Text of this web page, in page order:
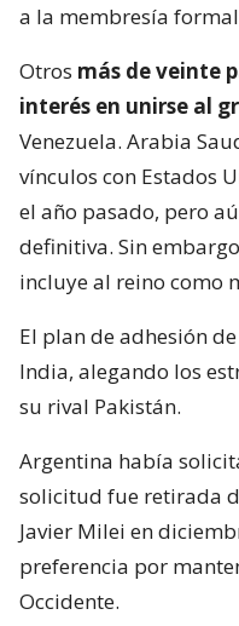
a la membresía
Otros más de veinte
interés en unirse al
Venezuela. Arabia
vínculos con Estados
el año pasado, pero
definitiva. Sin
incluye al reino como
El plan de adhesión
India, alegando los
su rival Pakistán.
Argentina había
solicitud fue retirada
Javier Milei en
preferencia por
Occidente.